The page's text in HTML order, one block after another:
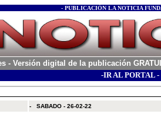
- PUBLICACIÓN LA NOTICIA
- Versión digital de la publicación
-IR AL PORTAL -
- SABADO - 26-02-22